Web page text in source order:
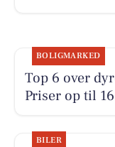
BOLIGMARKED
Top 6 over
Priser op til
BILER